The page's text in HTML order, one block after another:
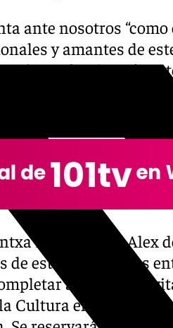
ante nosotros
y amantes de
cada año más
, enfatizó que
con luz propia”.
Echevarría y Alex
de esta edición. Las
aforo. Las
Cultura el día antes